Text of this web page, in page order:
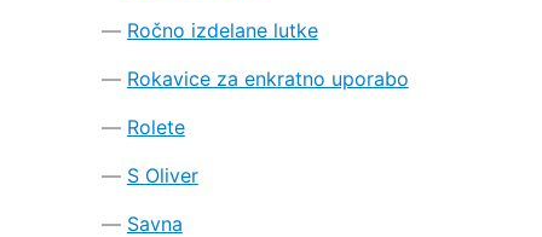
Ročno izdelane lutke
Rokavice za enkratno uporabo
Rolete
S Oliver
Savna